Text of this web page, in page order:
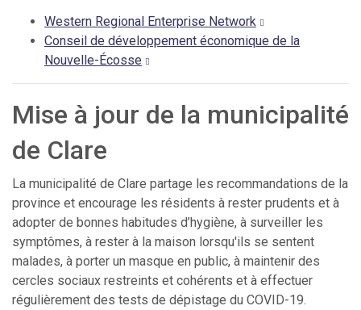
Western Regional Enterprise Network
Conseil de développement économique de la
Nouvelle-Écosse
Mise à jour de la municipalité
de Clare
La municipalité de Clare partage les recommandations de la
province et encourage les résidents à rester prudents et à
adopter de bonnes habitudes d’hygiène, à surveiller les
symptômes, à rester à la maison lorsqu'ils se sentent
malades, à porter un masque en public, à maintenir des
cercles sociaux restreints et cohérents et à effectuer
régulièrement des tests de dépistage du COVID-19.